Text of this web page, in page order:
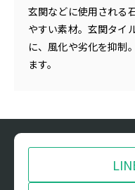
玄関などに使用される
やすい素材。玄関タイ
に、風化や劣化を抑制
ます。